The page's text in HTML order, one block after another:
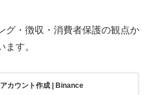
グ・徴収・消費者保護の観点か
ます。
カウント作成 | Binance